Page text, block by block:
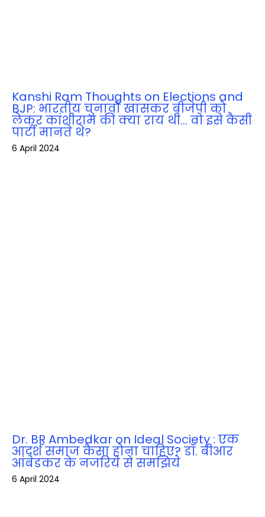
Kanshi Ram Thoughts on Elections and
BJP: भारतीय चुनावों खासकर बीजेपी को
लेकर कांशीराम की क्‍या राय थी… वो इसे कैसी
पार्टी मानते थे?
6 April 2024
Dr. BR Ambedkar on Ideal Society : एक
आदर्श समाज कैसा होना चाहिए? डॉ. बीआर
आंबेडकर के नजरिये से समझिये
6 April 2024